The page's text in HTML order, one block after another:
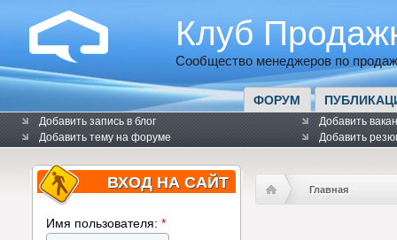
Клуб
Сообщество менеджеров по
ФОРУМ
Добавить запись в блог
Добавить тему на форуме
Добавить
Добавить
ВХОД НА САЙТ
Имя пользователя: *
Главная